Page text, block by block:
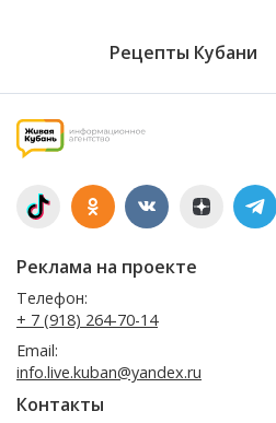
Рецепты Кубани
Реклама на проекте
Телефон:
+ 7 (918) 264-70-14
Email:
info.live.kuban@yandex.ru
Контакты